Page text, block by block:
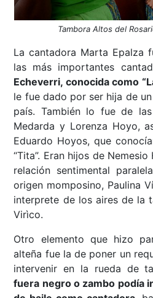
Tambora Altos del
La cantadora Marta Epalza
las más importantes
Echeverri, conocida como
le fue dado por ser hija de
país. También lo fue de
Medarda y Lorenza Hoyo,
Eduardo Hoyos, que
“Tita”. Eran hijos de
relación sentimental
origen momposino, Paulina
interprete de los aires de la
Virìco.
Otro elemento que hizo
alteña fue la de poner un
intervenir en la rueda de
fuera negro o zambo podía